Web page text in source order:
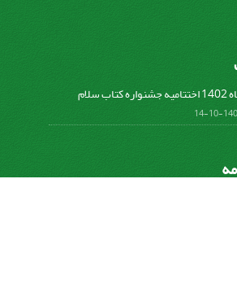
پنج شنبه 14 دی ماه 1402 اختتامیه جشنواره کتاب سلام
1402-